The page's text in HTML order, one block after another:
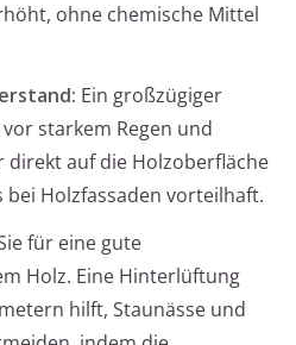
ohne chemische Mittel
Ein großzügiger
starkem Regen und
direkt auf die Holzoberfläche
Holzfassaden vorteilhaft.
für eine gute
Holz. Eine Hinterlüftung
hilft, Staunässe und